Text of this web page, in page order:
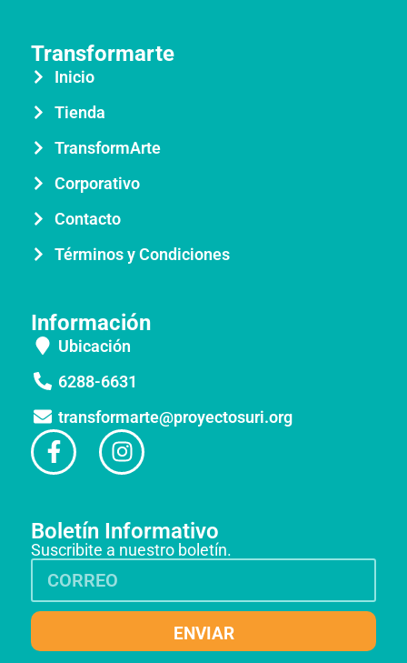
Transformarte
Inicio
Tienda
TransformArte
Corporativo
Contacto
Términos y Condiciones
Información
Ubicación
6288-6631
transformarte@proyectosuri.org
Boletín Informativo
Suscribite a nuestro boletín.
ENVIAR